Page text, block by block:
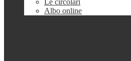
Le circolari
Albo online